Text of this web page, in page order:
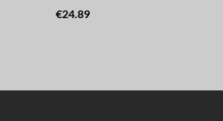
€24.89